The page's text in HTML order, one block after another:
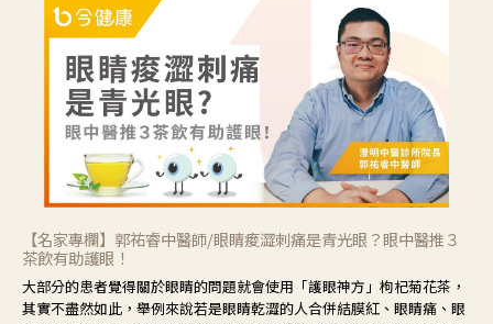
【名家專欄】郭祐睿中醫師/眼睛痠澀刺痛是青光眼？眼中醫推３
茶飲有助護眼！
大部分的患者覺得關於眼睛的問題就會使用「護眼神方」枸杞菊花茶，
其實不盡然如此，舉例來說若是眼睛乾澀的人合併結膜紅、眼睛痛、眼